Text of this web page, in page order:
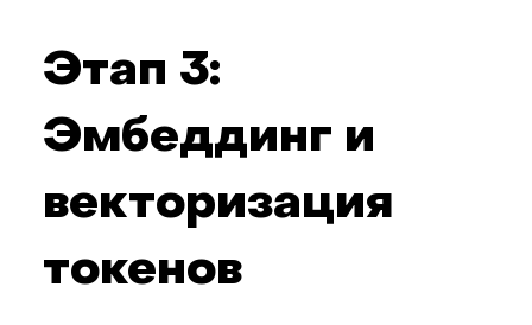
Этап 3:
Эмбеддинг и
векторизация
токенов